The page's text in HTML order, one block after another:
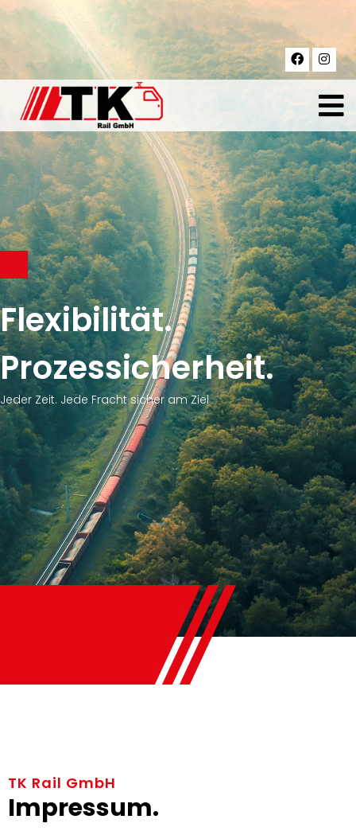
TK Rail GmbH
Impressum.